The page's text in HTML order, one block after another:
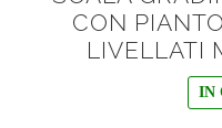
CON
LIVELLATI
IN